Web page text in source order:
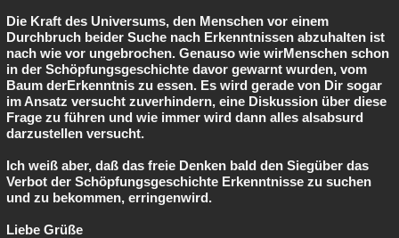
Die Kraft des Universums, den Menschen vor einem
Durchbruch beider Suche nach Erkenntnissen abzuhalten ist
nach wie vor ungebrochen. Genauso wie wirMenschen schon
in der Schöpfungsgeschichte davor gewarnt wurden, vom
Baum derErkenntnis zu essen. Es wird gerade von Dir sogar
im Ansatz versucht zuverhindern, eine Diskussion über diese
Frage zu führen und wie immer wird dann alles alsabsurd
darzustellen versucht.
Ich weiß aber, daß das freie Denken bald den Siegüber das
Verbot der Schöpfungsgeschichte Erkenntnisse zu suchen
und zu bekommen, erringenwird.
Liebe Grüße